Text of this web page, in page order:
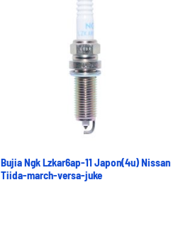
Bujia Ngk Lzkar6ap-11 Japon(4u) Nissan
Tiida-march-versa-juke